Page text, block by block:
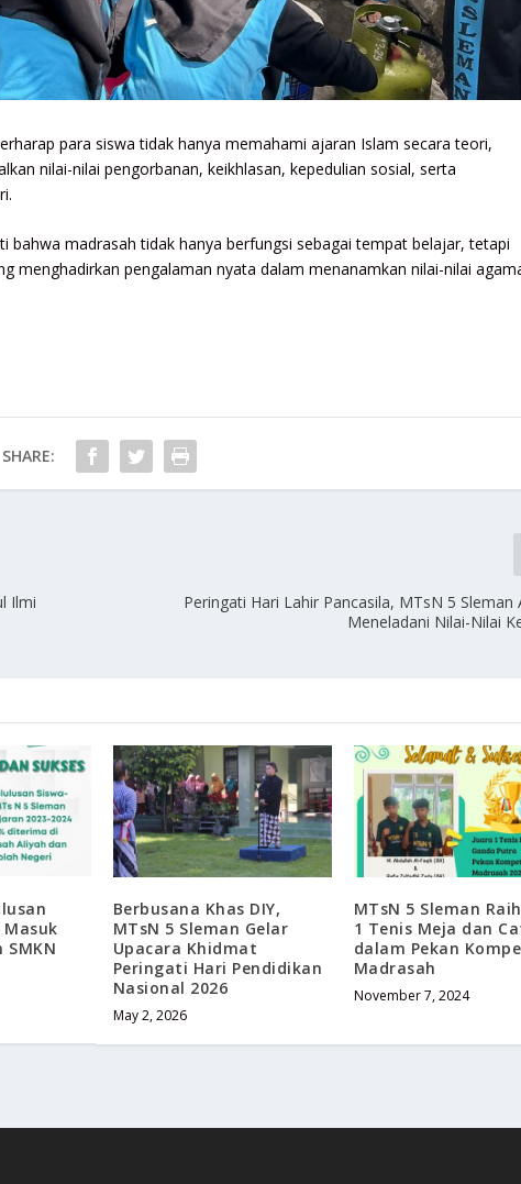
para siswa tidak hanya memahami ajaran Islam secara teori,
nilai-nilai pengorbanan, keikhlasan, kepedulian sosial, serta
bahwa madrasah tidak hanya berfungsi sebagai tempat belajar, tetapi
menghadirkan pengalaman nyata dalam menanamkan nilai-nilai
SHARE:
Ilmi
Peringati Hari Lahir Pancasila, MTsN 5 Sleman
Meneladani Nilai-Nilai
Masuk
SMKN
Berbusana Khas DIY,
MTsN 5 Sleman Gelar
Upacara Khidmat
Peringati Hari Pendidikan
Nasional 2026
May 2, 2026
MTsN 5 Sleman
1 Tenis Meja dan
dalam Pekan
Madrasah
November 7, 2024